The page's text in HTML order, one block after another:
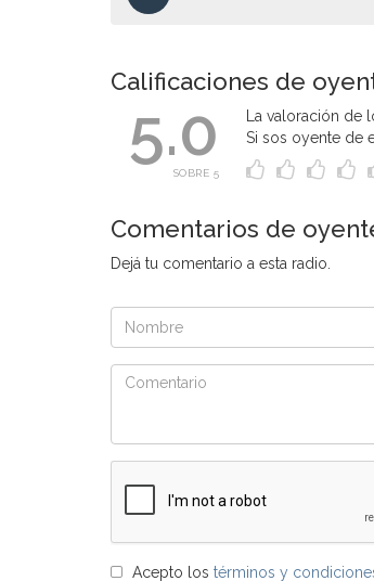
Calificaciones de
5.0
SOBRE 5
La valoración de
Si sos oyente de
Comentarios de
Dejá tu comentario a esta radio.
Acepto los términos y